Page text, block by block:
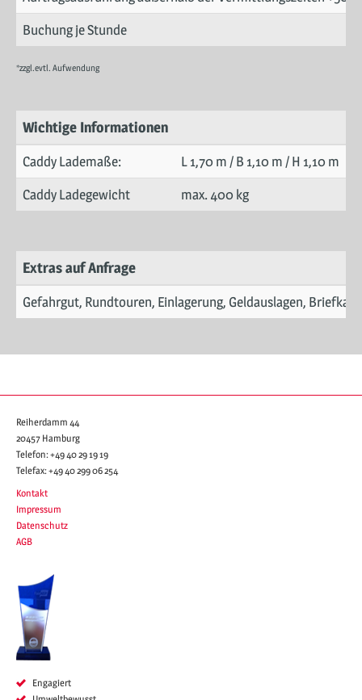
Buchung je Stunde
*zzgl.evtl. Aufwendung
Wichtige Informationen
Caddy Lademaße: L 1,70 m / B 1,10 m / H 1,10 m
Caddy Ladegewicht max. 400 kg
Extras auf Anfrage
Gefahrgut, Rundtouren, Einlagerung, Geldauslagen,
Reiherdamm 44
20457 Hamburg
Telefon:+49 40 29 19 19
Telefax:+49 40 299 06 254
Kontakt
Impressum
Datenschutz
AGB
Engagiert